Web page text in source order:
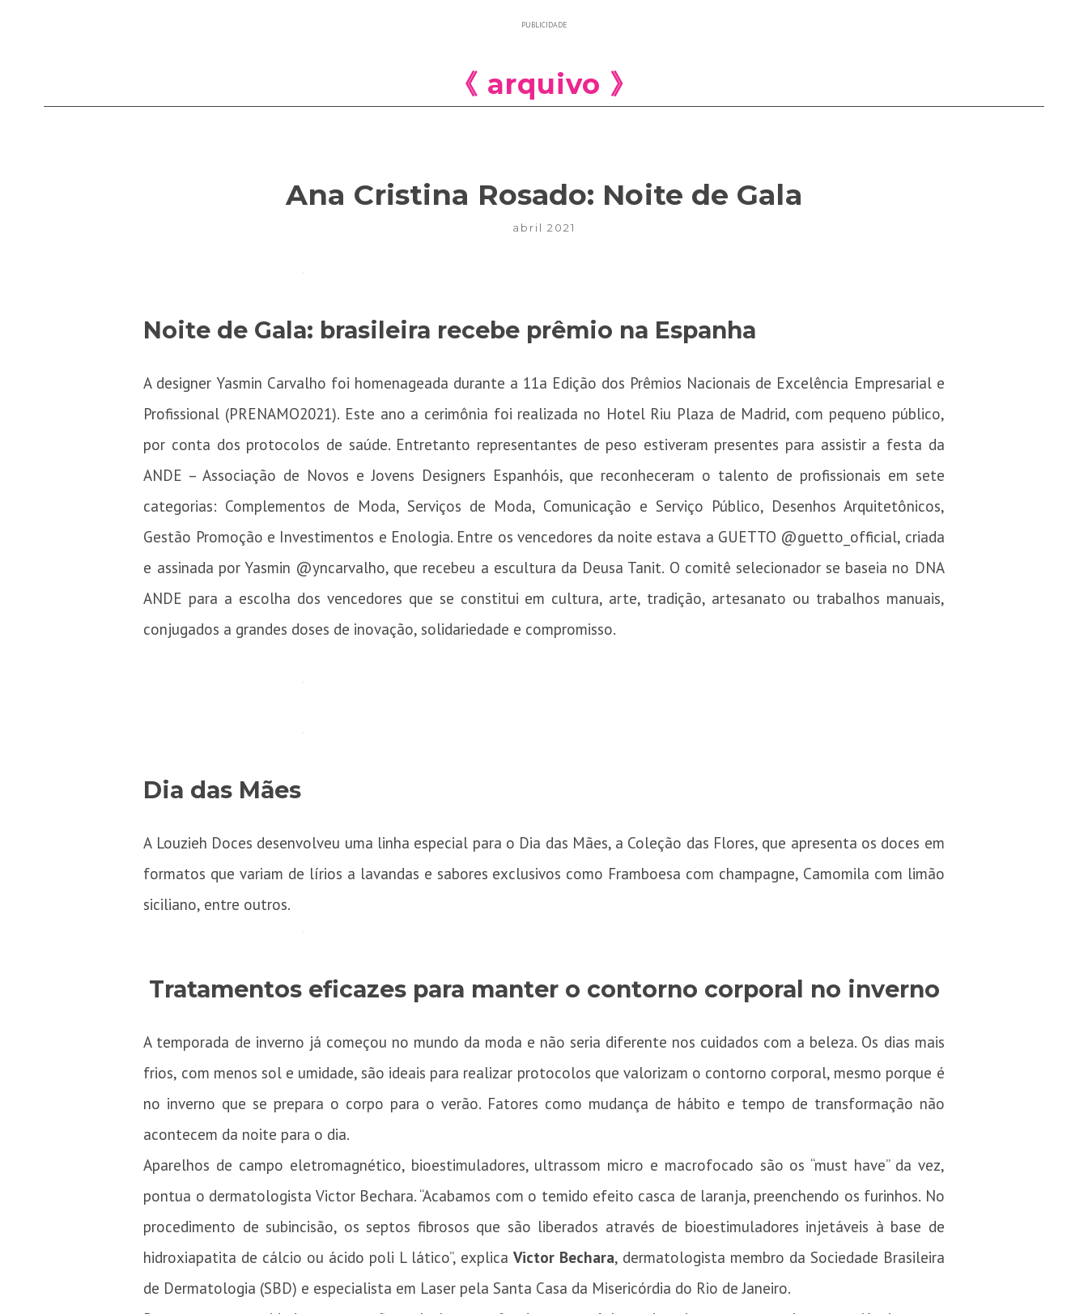
PUBLICIDADE
《 arquivo 》
Ana Cristina Rosado: Noite de Gala
abril 2021
Noite de Gala: brasileira recebe prêmio na Espanha
A designer Yasmin Carvalho foi homenageada durante a 11a Edição dos Prêmios Nacionais de Excelência Empresarial e
Profissional (PRENAMO2021). Este ano a cerimônia foi realizada no Hotel Riu Plaza de Madrid, com pequeno público,
por conta dos protocolos de saúde. Entretanto representantes de peso estiveram presentes para assistir a festa da
ANDE – Associação de Novos e Jovens Designers Espanhóis, que reconheceram o talento de profissionais em sete
categorias: Complementos de Moda, Serviços de Moda, Comunicação e Serviço Público, Desenhos Arquitetônicos,
Gestão Promoção e Investimentos e Enologia. Entre os vencedores da noite estava a GUETTO @guetto_official, criada
e assinada por Yasmin @yncarvalho️, que recebeu a escultura da Deusa Tanit. O comitê selecionador se baseia no DNA
ANDE para a escolha dos vencedores que se constitui em cultura, arte, tradição, artesanato ou trabalhos manuais,
conjugados a grandes doses de inovação, solidariedade e compromisso.
Dia das Mães
A Louzieh Doces desenvolveu uma linha especial para o Dia das Mães, a Coleção das Flores, que apresenta os doces em
formatos que variam de lírios a lavandas e sabores exclusivos como Framboesa com champagne, Camomila com limão
siciliano, entre outros.
Tratamentos eficazes para manter o contorno corporal no inverno
A temporada de inverno já começou no mundo da moda e não seria diferente nos cuidados com a beleza. Os dias mais
frios, com menos sol e umidade, são ideais para realizar protocolos que valorizam o contorno corporal, mesmo porque é
no inverno que se prepara o corpo para o verão. Fatores como mudança de hábito e tempo de transformação não
acontecem da noite para o dia.
Aparelhos de campo eletromagnético, bioestimuladores, ultrassom micro e macrofocado são os “must have” da vez,
pontua o dermatologista Victor Bechara. “Acabamos com o temido efeito casca de laranja, preenchendo os furinhos. No
procedimento de subincisão, os septos fibrosos que são liberados através de bioestimuladores injetáveis à base de
hidroxiapatita de cálcio ou ácido poli L lático”, explica Victor Bechara, dermatologista membro da Sociedade Brasileira
de Dermatologia (SBD) e especialista em Laser pela Santa Casa da Misericórdia do Rio de Janeiro.